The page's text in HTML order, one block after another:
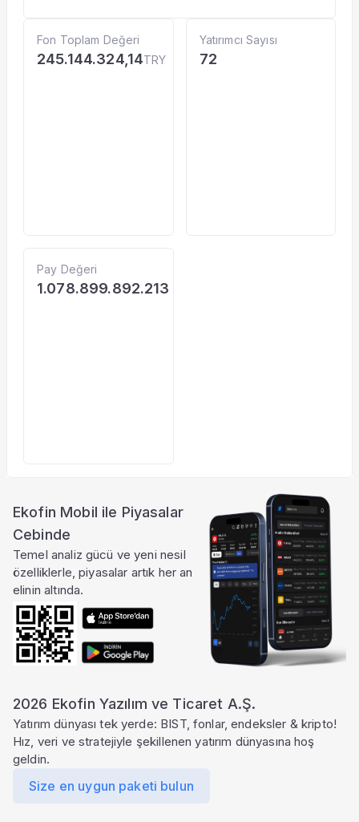
Fon Toplam Değeri
245.144.324,14TRY
Yatırımcı Sayısı
72
Pay Değeri
1.078.899.892.213
Ekofin Mobil ile Piyasalar
Cebinde
Temel analiz gücü ve yeni nesil
özelliklerle, piyasalar artık her an
elinin altında.
2026 Ekofin Yazılım ve Ticaret A.Ş.
Yatırım dünyası tek yerde: BIST, fonlar, endeksler & kripto!
Hız, veri ve stratejiyle şekillenen yatırım dünyasına hoş
geldin.
Size en uygun paketi bulun